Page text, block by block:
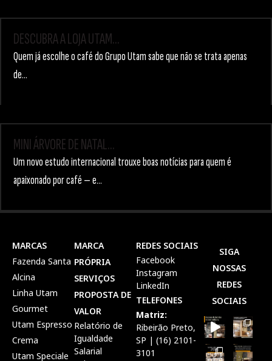
DESCUBRA A LOJA UTAM...
Quem já escolhe o café do Grupo Utam sabe que não se trata apenas
de...
MINI ÁRVORE DE NATAL...
Um novo estudo internacional trouxe boas notícias para quem é
apaixonado por café — e...
MARCAS
Fazenda Santa
Alcina
Linha Utam
Gourmet
Utam Espresso
Crema
Utam Speciale
MARCA
PRÓPRIA
SERVIÇOS
PROPOSTA DE
VALOR
Relatório de
Igualdade
Salarial
REDES SOCIAIS
Facebook
Instagram
LinkedIn
TELEFONES
Matriz:
Ribeirão Preto,
SP | (16) 2101-
3101
SIGA
NOSSAS
REDES
SOCIAIS